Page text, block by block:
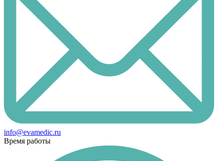
info@evamedic.ru
Время работы